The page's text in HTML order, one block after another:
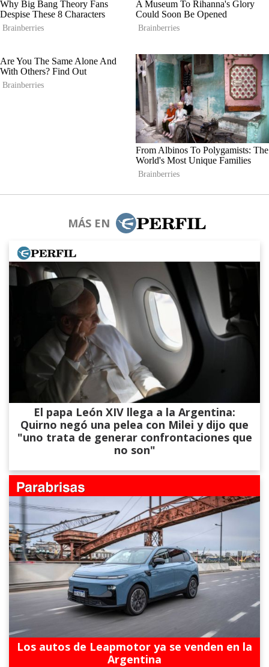
MÁS EN
El papa León XIV llega a la Argentina:
Quirno negó una pelea con Milei y dijo que
"uno trata de generar confrontaciones que
no son"
Los autos de Leapmotor ya se venden en la
Argentina